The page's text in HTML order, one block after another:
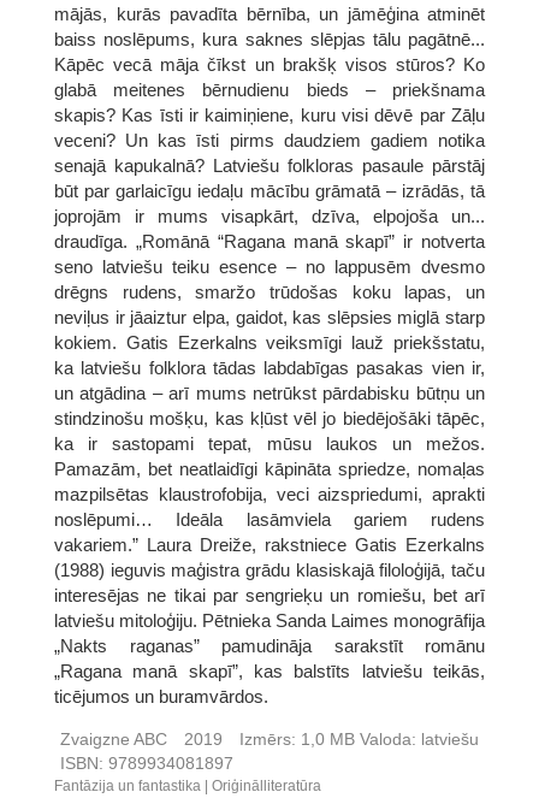
mājās, kurās pavadīta bērnība, un jāmēģina atminēt
baiss noslēpums, kura saknes slēpjas tālu pagātnē...
Kāpēc vecā māja čīkst un brakšķ visos stūros? Ko
glabā meitenes bērnudienu bieds – priekšnama
skapis? Kas īsti ir kaimiņiene, kuru visi dēvē par Zāļu
veceni? Un kas īsti pirms daudziem gadiem notika
senajā kapukalnā? Latviešu folkloras pasaule pārstāj
būt par garlaicīgu iedaļu mācību grāmatā – izrādās, tā
joprojām ir mums visapkārt, dzīva, elpojoša un...
draudīga. „Romānā “Ragana manā skapī” ir notverta
seno latviešu teiku esence – no lappusēm dvesmo
drēgns rudens, smaržo trūdošas koku lapas, un
neviļus ir jāaiztur elpa, gaidot, kas slēpsies miglā starp
kokiem. Gatis Ezerkalns veiksmīgi lauž priekšstatu,
ka latviešu folklora tādas labdabīgas pasakas vien ir,
un atgādina – arī mums netrūkst pārdabisku būtņu un
stindzinošu mošķu, kas kļūst vēl jo biedējošāki tāpēc,
ka ir sastopami tepat, mūsu laukos un mežos.
Pamazām, bet neatlaidīgi kāpināta spriedze, nomaļas
mazpilsētas klaustrofobija, veci aizspriedumi, aprakti
noslēpumi… Ideāla lasāmviela gariem rudens
vakariem.” Laura Dreiže, rakstniece Gatis Ezerkalns
(1988) ieguvis maģistra grādu klasiskajā filoloģijā, taču
interesējas ne tikai par sengrieķu un romiešu, bet arī
latviešu mitoloģiju. Pētnieka Sanda Laimes monogrāfija
„Nakts raganas” pamudināja sarakstīt romānu
„Ragana manā skapī”, kas balstīts latviešu teikās,
ticējumos un buramvārdos.
Zvaigzne ABC 2019 Izmērs: 1,0 MB Valoda: latviešu
ISBN: 9789934081897
Fantāzija un fantastika Oriģinālliteratūra